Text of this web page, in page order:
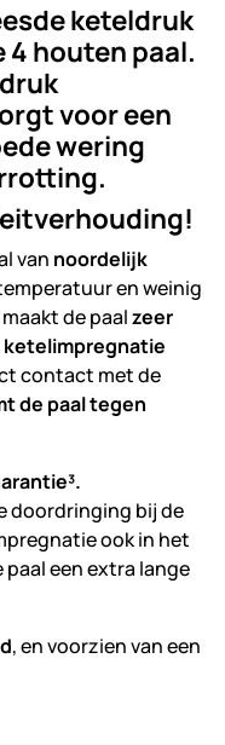
keteldruk
4 houten paal.
voor een
wering
van noordelijk
en weinig
de paalzeer
contact met de
de paal tegen
³.
doordringing bij de
ook in het
een extra lange
, en voorzien van een